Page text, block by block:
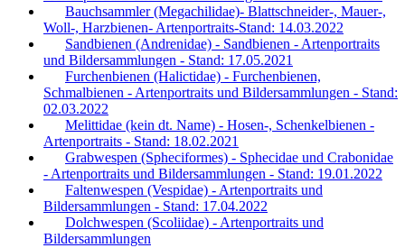
Bauchsammler (Megachilidae)- Blattschneider-, Mauer-,
Woll-, Harzbienen- Artenportraits-Stand: 14.03.2022
Sandbienen (Andrenidae) - Sandbienen - Artenportraits
und Bildersammlungen - Stand: 17.05.2021
Furchenbienen (Halictidae) - Furchenbienen,
Schmalbienen - Artenportraits und Bildersammlungen - Stand:
02.03.2022
Melittidae (kein dt. Name) - Hosen-, Schenkelbienen -
Artenportraits - Stand: 18.02.2021
Grabwespen (Spheciformes) - Sphecidae und Crabonidae
- Artenportraits und Bildersammlungen - Stand: 19.01.2022
Faltenwespen (Vespidae) - Artenportraits und
Bildersammlungen - Stand: 17.04.2022
Dolchwespen (Scoliidae) - Artenportraits und
Bildersammlungen